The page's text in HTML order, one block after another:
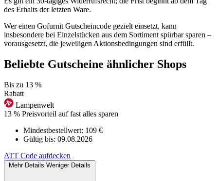
des Erhalts der letzten Ware.
Wer einen Gofurnit Gutscheincode gezielt einsetzt, kann
insbesondere bei Einzelstücken aus dem Sortiment spürbar sparen –
vorausgesetzt, die jeweiligen Aktionsbedingungen sind erfüllt.
Beliebte Gutscheine ähnlicher Shops
Bis zu 13 %
Rabatt
Lampenwelt
13 % Preisvorteil auf fast alles sparen
Mindestbestellwert: 109 €
Gültig bis: 09.08.2026
ATT Code aufdecken
Mehr Details Weniger Details